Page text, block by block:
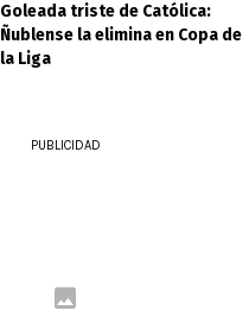
Goleada triste de Católica:
Ñublense la elimina en Copa de
la Liga
PUBLICIDAD